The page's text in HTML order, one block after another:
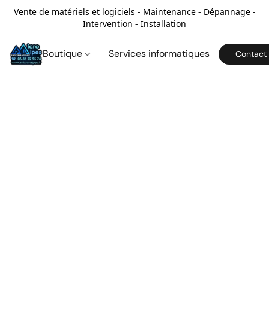
Vente de matériels et logiciels - Maintenance - Dépannage -
Intervention - Installation
Boutique Services informatiques Contact